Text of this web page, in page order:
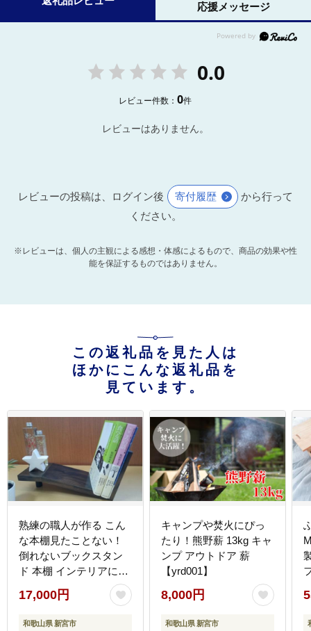
応援メッセージ
0.0
レビュー件数：0件
レビューはありません。
レビューの投稿は、ログイン後 寄付履歴
から行って
ください。
※レビューは、個人の主観による感想・体感によるもので、商品の効果や性
能を保証するものではありません。
この返礼品を見た人は
ほかにこんな返礼品を
見ています。
熟練の職人が作る こん
な本棚見たことない！
倒れないブックスタン
ド 本棚 インテリアにも
【myv002A】
17,000円
和歌山県 新宮市
キャンプや焚火にぴっ
たり！熊野薪 13kg キャ
ンプ アウトドア 薪
【yrd001】
8,000円
和歌山県 新宮市